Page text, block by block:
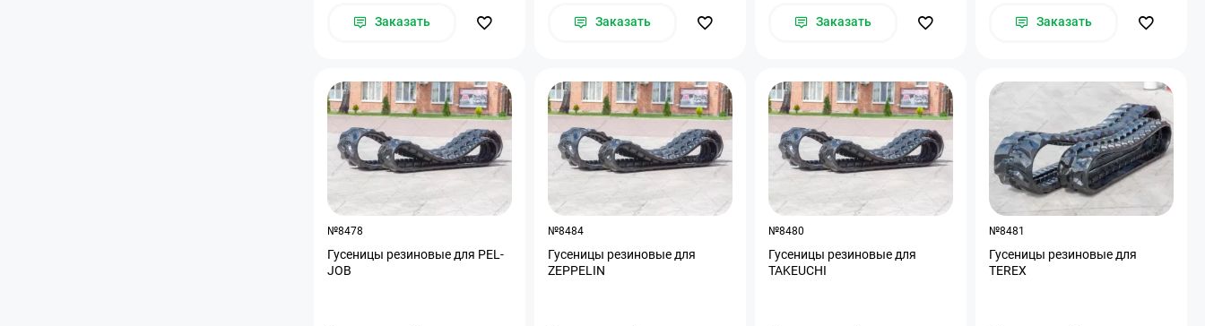
Заказать Заказать Заказать Заказать
№8478
Гусеницы резиновые для PEL-
JOB
№8484
Гусеницы резиновые для
ZEPPELIN
№8480
Гусеницы резиновые для
TAKEUCHI
№8481
Гусеницы резиновые для
TEREX